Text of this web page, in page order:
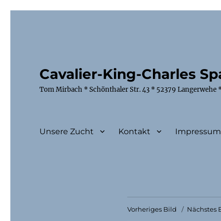
Cavalier-King-Charles
Tom Mirbach * Schönthaler Str. 43 * 52379
Unsere Zucht Kontakt Impressum
Vorheriges Bild Nächstes